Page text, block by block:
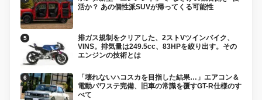
活か？ あの個性派SUVが帰ってくる可能性
排ガス規制をクリアした、2ストVツインバイク、
VINS。排気量は249.5cc、83HPを絞り出す。その
エンジンの技術とは
「壊れないハコスカを目指した結果…」エアコン＆
電動パワステ完備、旧車の常識を覆すGT-R仕様のす
べて